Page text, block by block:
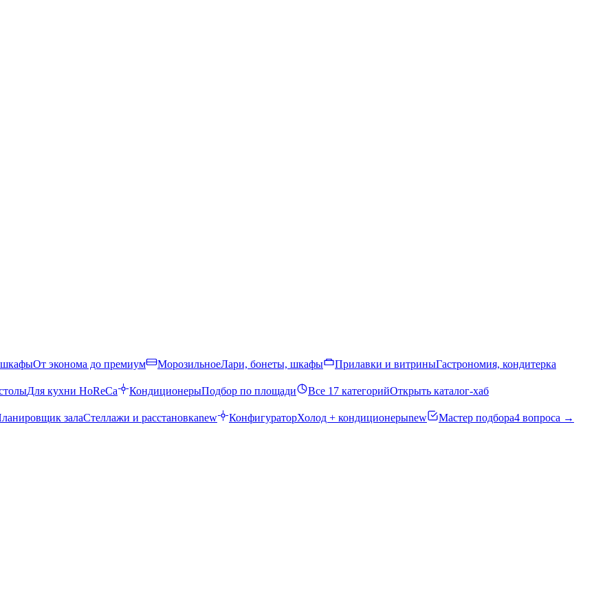
шкафыОт эконома до премиум МорозильноеЛари, бонеты, шкафы Прилавки и витриныГастрономия, кондитерка
Для кухни HoReCa КондиционерыПодбор по площади Все 17 категорийОткрыть каталог-хаб
залаСтеллажи и расстановкаnew КонфигураторХолод + кондиционерыnew Мастер подбора4 вопроса →